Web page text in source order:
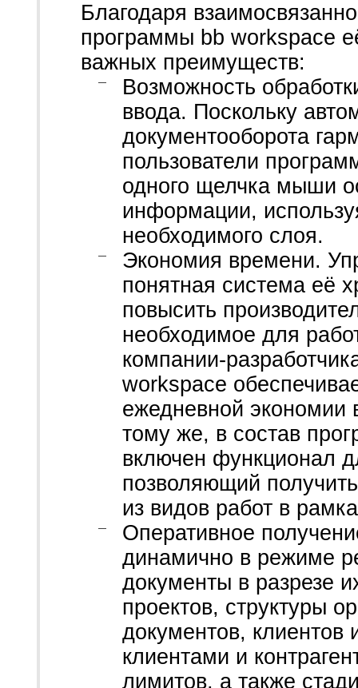
Благодаря
программы bb workspace
важных преимуществ:
Возможность
ввода. Поскольку
документооборота
пользователи
одного щелчка мыши
информации,
необходимого слоя.
Экономия времени.
понятная система её
повысить
необходимое для
компании-
workspace
ежедневной экономии
тому же, в состав
включен функционал
позволяющий
из видов работ в
Оперативное
динамично в режиме
документы в разрезе
проектов, структуры
документов, клиентов
клиентами и
лимитов, а также